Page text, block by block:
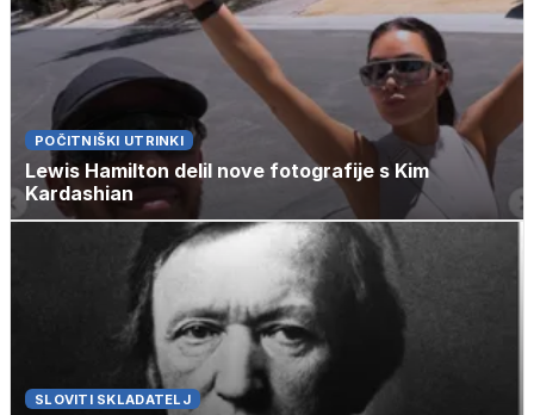
POČITNIŠKI UTRINKI
Lewis Hamilton delil nove fotografije s Kim
Kardashian
SLOVITI SKLADATELJ